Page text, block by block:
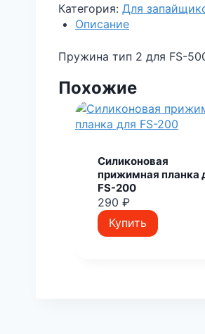
Категория: Для
Описание
Пружина тип 2 для FS-
Похожие
Силиконовая
прижимная планка
FS-200
290 ₽
Купить